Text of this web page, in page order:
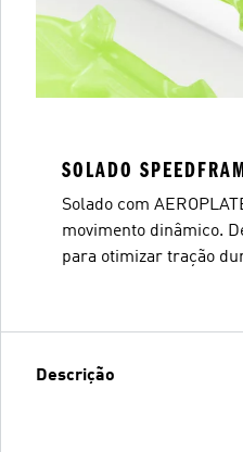
SOLADO
Solado com
movimento dinâmico.
para otimizar tração
Descrição